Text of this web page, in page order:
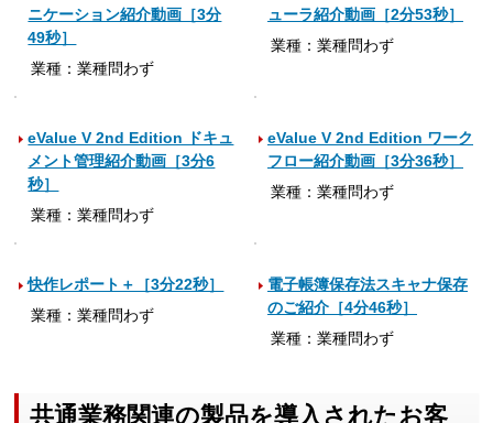
ニケーション紹介動画［3分
49秒］
業種：業種問わず
ューラ紹介動画［2分53秒］
業種：業種問わず
eValue V 2nd Edition ドキュ
メント管理紹介動画［3分6
秒］
業種：業種問わず
eValue V 2nd Edition ワーク
フロー紹介動画［3分36秒］
業種：業種問わず
快作レポート＋［3分22秒］
業種：業種問わず
電子帳簿保存法スキャナ保存
のご紹介［4分46秒］
業種：業種問わず
共通業務関連の製品を導入されたお客